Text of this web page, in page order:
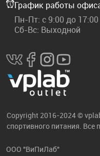
График работы
Пн-Пт: с 9:00 до 17:00
Сб-Вс: Выходной
Copyright 2016-2024 ©
спортивного питания.
ООО "ВиПиЛаб"